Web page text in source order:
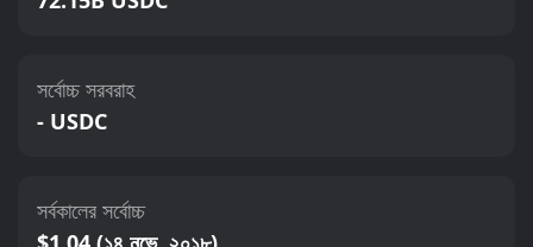
সর্বোচ্চ সরবরাহ
- USDC
সর্বকালের সর্বোচ্চ